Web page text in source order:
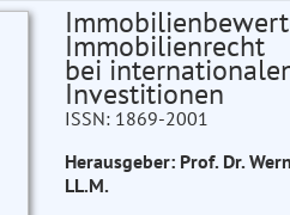
Immobilienrecht
bei
Investitionen
ISSN: 1869-2001
Herausgeber: Prof. Dr.
LL.M.